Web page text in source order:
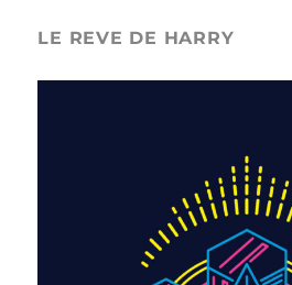
LE REVE DE HARRY